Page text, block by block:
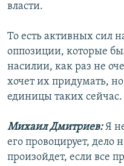
власти.
То есть активных сил
оппозиции, которые
насилии, как раз не
хочет их придумать,
единицы таких сейчас.
Михаил Дмитриев:Я
его провоцирует, дело
произойдет, если все